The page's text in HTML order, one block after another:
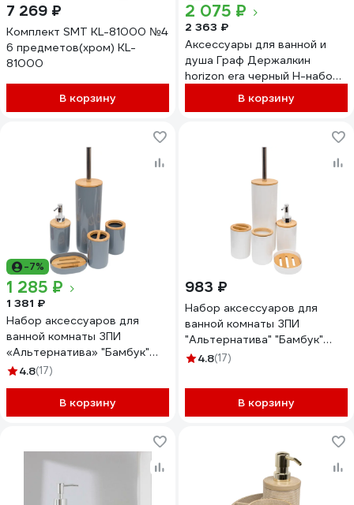
7 269 ₽
Комплект SMT KL-81000 №4
6 предметов(хром) KL-
81000
В корзину
2 075 ₽
2 363 ₽
Аксессуары для ванной и
душа Граф Держалкин
horizon era черный H-набор-
В корзину
-7%
1 285 ₽
1 381 ₽
Набор аксессуаров для
ванной комнаты ЗПИ
«Альтернатива» "Бамбук"
серый М8169
4.8(17)
В корзину
983 ₽
Набор аксессуаров для
ванной комнаты ЗПИ
"Альтернатива" "Бамбук"
белый М8167
4.8(17)
В корзину